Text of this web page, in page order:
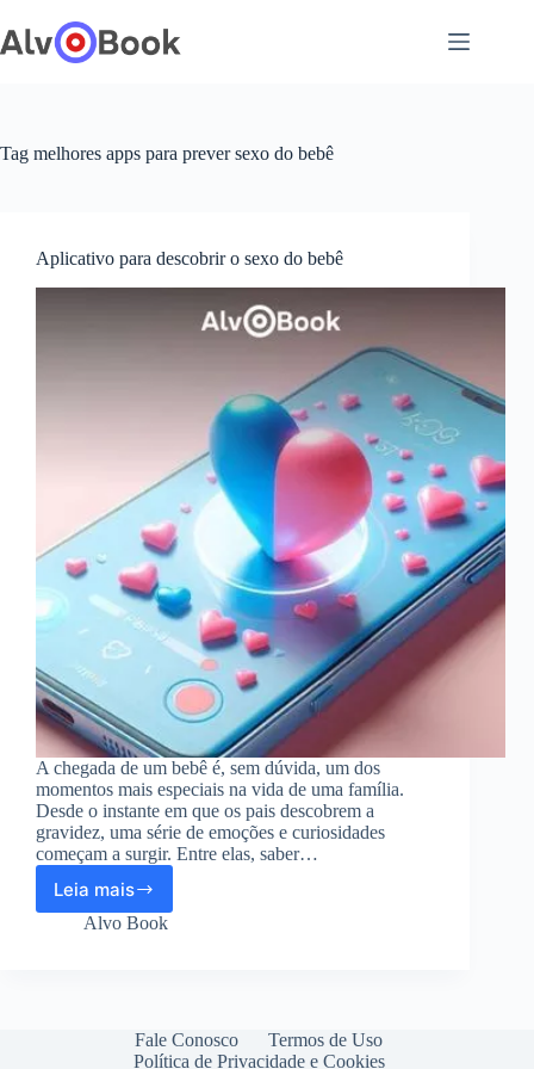
para
o
Tag melhores apps para prever sexo do bebê
Aplicativo para descobrir o sexo do bebê
A chegada de um bebê é, sem dúvida, um dos
momentos mais especiais na vida de uma família.
Desde o instante em que os pais descobrem a
gravidez, uma série de emoções e curiosidades
começam a surgir. Entre elas, saber…
Leia maisAplicativo
para
bebê
Alvo Book
Fale Conosco
Termos de Uso
Política de Privacidade e Cookies